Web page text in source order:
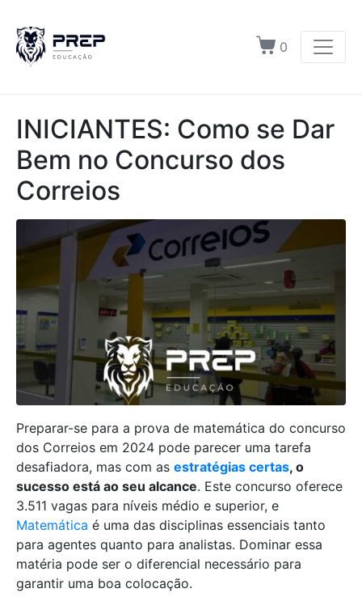
0
INICIANTES: Como se Dar
Bem no Concurso dos
Correios
Preparar-se para a prova de matemática do concurso
dos Correios em 2024 pode parecer uma tarefa
desafiadora, mas com as estratégias certas, o
sucesso está ao seu alcance. Este concurso oferece
3.511 vagas para níveis médio e superior, e
Matemática é uma das disciplinas essenciais tanto
para agentes quanto para analistas. Dominar essa
matéria pode ser o diferencial necessário para
garantir uma boa colocação.